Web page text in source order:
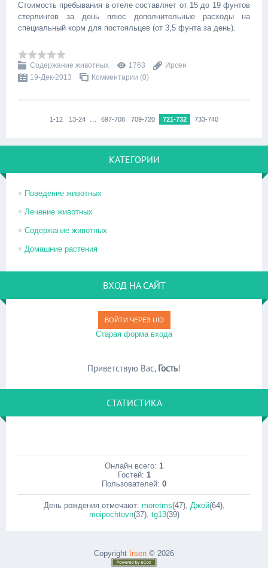
Стоимость пребывания в отеле составляет от 15 до 19 фунтов
стерлингов за день плюс дополнительные расходы на
специальный корм для постояльцев (от 3,5 фунта за день).
Содержание животных 1763
Ирсен
19-Дек-2013
Комментарии (0)
1-12 13-24 ... 697-708 709-720 721-732 733-740
КАТЕГОРИИ
Поведение животных
Лечение животных
Содержание животных
Домашние растения
ВХОД НА САЙТ
ВОЙТИ ЧЕРЕЗ UID
Старая форма входа
Приветствую Вас, Гость!
СТАТИСТИКА
Онлайн всего: 1
Гостей: 1
Пользователей: 0
День рождения отмечают: moretms(47), Джой(64),
moipochtovn(37), tg13(39)
Copyright Irsen © 2026